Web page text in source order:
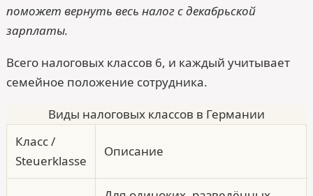
поможет вернуть весь налог с декабрьской
зарплаты.
Всего налоговых классов 6, и каждый учитывает
семейное положение сотрудника.
Виды налоговых классов в Германии
Класс /
Steuerklasse
Описание